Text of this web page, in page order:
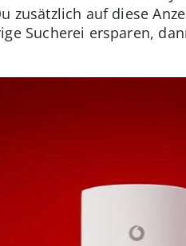
zusätzlich auf diese
Sucherei ersparen,